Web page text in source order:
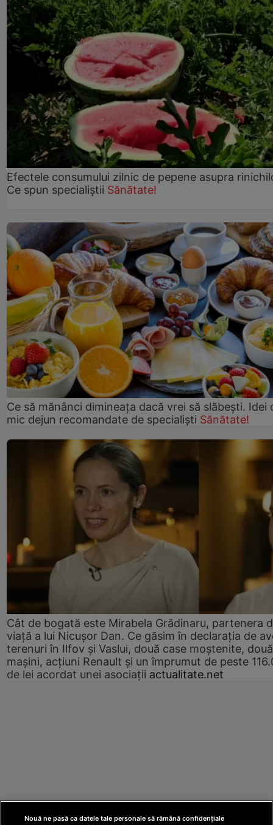
Efectele consumului zilnic de pepene asupra
Ce spun specialiștii Sănătate!
Ce să mănânci dimineața dacă vrei să slăbești. Idei
mic dejun recomandate de specialiști Sănătate!
Cât de bogată este Mirabela Grădinaru, partenera
viață a lui Nicușor Dan. Ce găsim în declarația de
terenuri în Ilfov și Vaslui, două case moștenite, două
mașini, acțiuni Renault și un împrumut de peste
de lei acordat unei asociații actualitate.net
Nouă ne pasă ca datele tale personale să rămână confidențiale